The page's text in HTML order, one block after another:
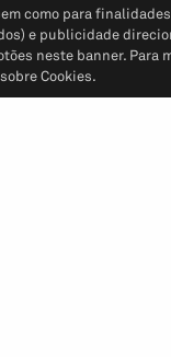
como para
e publicidade
neste banner. Para
Cookies.